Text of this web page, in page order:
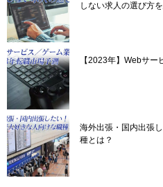
しない求人の選び方
【2023年】Webサ
海外出張・国内出張
種とは？